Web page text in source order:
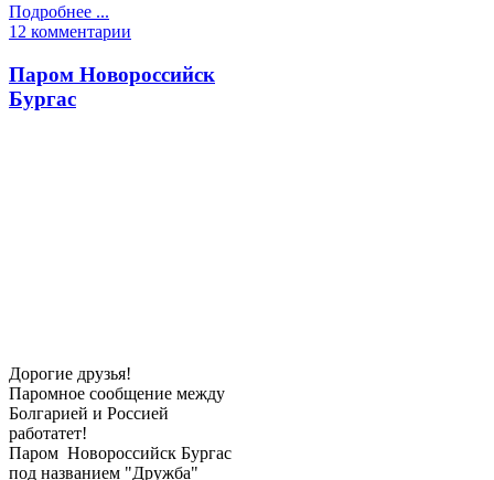
Подробнее ...
12 комментарии
Паром Новороссийск
Бургас
Дорогие друзья!
Паромное сообщение между
Болгарией и Россией
работатет!
Паром Новороссийск Бургас
под названием "Дружба"